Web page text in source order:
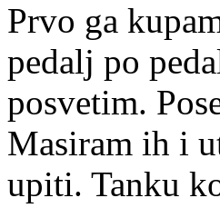
Prvo ga
pedalj po
posvetim.
Masiram ih i
upiti. Tanku